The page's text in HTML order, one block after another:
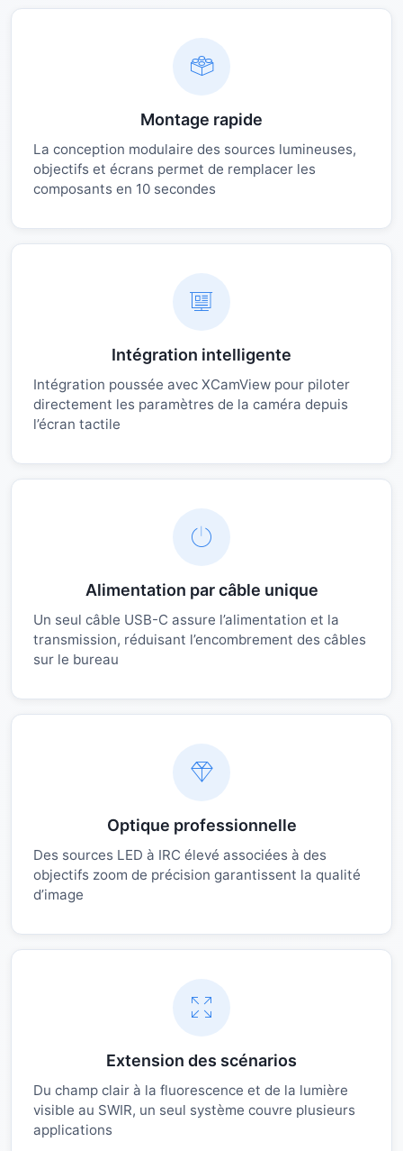
Montage rapide
La conception modulaire des sources lumineuses,
objectifs et écrans permet de remplacer les
composants en 10 secondes
Intégration intelligente
Intégration poussée avec XCamView pour piloter
directement les paramètres de la caméra depuis
l’écran tactile
Alimentation par câble unique
Un seul câble USB-C assure l’alimentation et la
transmission, réduisant l’encombrement des câbles
sur le bureau
Optique professionnelle
Des sources LED à IRC élevé associées à des
objectifs zoom de précision garantissent la qualité
d’image
Extension des scénarios
Du champ clair à la fluorescence et de la lumière
visible au SWIR, un seul système couvre plusieurs
applications